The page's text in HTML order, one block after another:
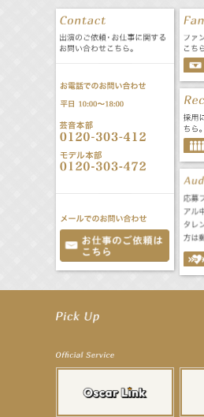
【elfin’】7thシングル『全世界』がFMたいはくでO.A.決定
【elfin’】7thシングル『全世界』がFM TANABEでO.A.決
【昆虫ハンター牧田習】宝塚市立手塚治虫記念館トーク
【昆虫ハンター牧田習】8月13日（木）プライムツリー